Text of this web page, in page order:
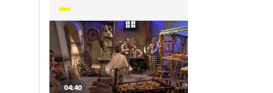
písněmi, zvyky, tradicemi
a způsobem života, který naši
předkové žili. V krátkých příbězích
představíme písničky i dobový
kontext, ve kterém vznikly.
V tomto díle se naučíme píseň:
Na tý louce zelený.
04:40